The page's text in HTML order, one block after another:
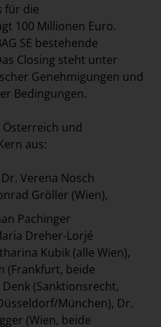
für die
100 Millionen Euro.
SE bestehende
Closing steht unter
Genehmigungen und
Bedingungen.
Österreich und
aus:
Verena Nosch
Gröller (Wien),
Pachinger
Dreher-Lorjé
Kubik (alle Wien),
(Frankfurt, beide
(Sanktionsrecht,
München), Dr.
(Wien, beide